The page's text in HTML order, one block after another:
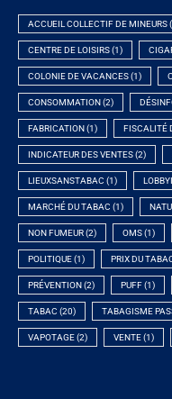
ACCUEIL COLLECTIF DE MINEURS
CENTRE DE LOISIRS(1)
COLONIE DE VACANCES(1)
CONSOMMATION (2)
FABRICATION (1) FISCALITÉ
INDICATEUR DES VENTES(2)
LIEUXSANSTABAC (1)
MARCHÉ DU TABAC (1)
NON FUMEUR(2) OMS(1)
POLITIQUE(1) PRIX DU
PRÉVENTION (2) PUFF(1)
TABAC (20) TABAGISME
VAPOTAGE(2) VENTE(1)